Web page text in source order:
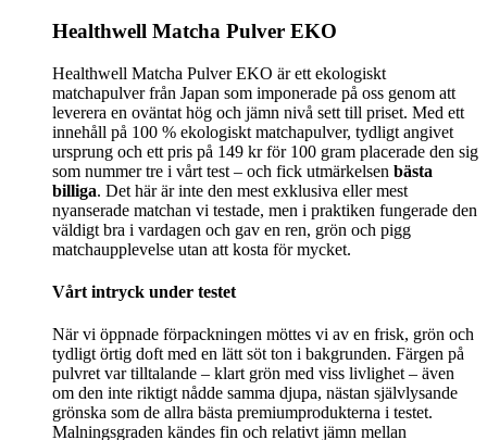
Healthwell Matcha Pulver EKO
Healthwell Matcha Pulver EKO är ett ekologiskt
matchapulver från Japan som imponerade på oss genom att
leverera en oväntat hög och jämn nivå sett till priset. Med ett
innehåll på 100 % ekologiskt matchapulver, tydligt angivet
ursprung och ett pris på 149 kr för 100 gram placerade den sig
som nummer tre i vårt test – och fick utmärkelsen bästa
billiga. Det här är inte den mest exklusiva eller mest
nyanserade matchan vi testade, men i praktiken fungerade den
väldigt bra i vardagen och gav en ren, grön och pigg
matchaupplevelse utan att kosta för mycket.
Vårt intryck under testet
När vi öppnade förpackningen möttes vi av en frisk, grön och
tydligt örtig doft med en lätt söt ton i bakgrunden. Färgen på
pulvret var tilltalande – klart grön med viss livlighet – även
om den inte riktigt nådde samma djupa, nästan självlysande
grönska som de allra bästa premiumprodukterna i testet.
Malningsgraden kändes fin och relativt jämn mellan